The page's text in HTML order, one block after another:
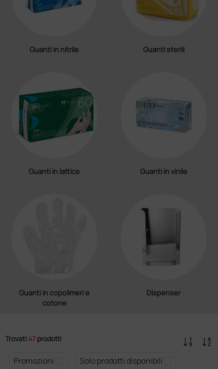
Guanti in nitrile Guanti sterili
Guanti in lattice Guanti in vinile
Guanti in copolimeri e
cotone
Dispenser
Trovati 47 prodotti
Promozioni
Solo prodotti disponibili